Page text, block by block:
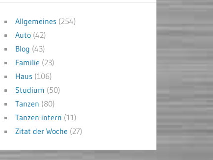
Allgemeines (254)
Auto (42)
Blog (43)
Familie (23)
Haus (106)
Studium (50)
Tanzen (80)
Tanzen intern (11)
Zitat der Woche (27)